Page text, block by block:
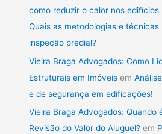
como reduzir o calor nos edifícios
Quais as metodologias e técnicas
inspeção predial?
Vieira Braga Advogados: Como
Estruturais em Imóveis em
e de segurança em edificações!
Vieira Braga Advogados: Quando
Revisão do Valor do Aluguel? em